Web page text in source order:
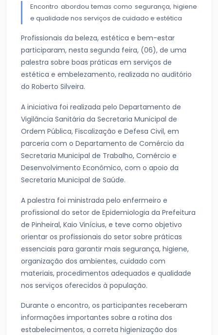
Encontro abordou temas como segurança, higiene
e qualidade nos serviços de cuidado e estética
Profissionais da beleza, estética e bem-estar
participaram, nesta segunda feira, (06), de uma
palestra sobre boas práticas em serviços de
estética e embelezamento, realizada no auditório
do Roberto Silveira.
A iniciativa foi realizada pelo Departamento de
Vigilância Sanitária da Secretaria Municipal de
Ordem Pública, Fiscalização e Defesa Civil, em
parceria com o Departamento de Comércio da
Secretaria Municipal de Trabalho, Comércio e
Desenvolvimento Econômico, com o apoio da
Secretaria Municipal de Saúde.
A palestra foi ministrada pelo enfermeiro e
profissional do setor de Epidemiologia da Prefeitura
de Pinheiral, Kaio Vinícius, e teve como objetivo
orientar os profissionais do setor sobre práticas
essenciais para garantir mais segurança, higiene,
organização dos ambientes, cuidado com
materiais, procedimentos adequados e qualidade
nos serviços oferecidos à população.
Durante o encontro, os participantes receberam
informações importantes sobre a rotina dos
estabelecimentos, a correta higienização dos